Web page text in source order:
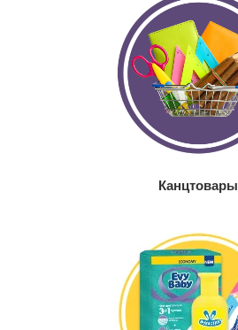
Канцтовары